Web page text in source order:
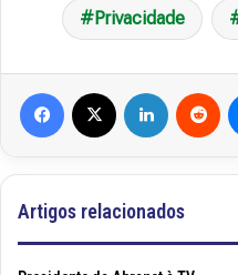
Privacidade
Artigos relacionados